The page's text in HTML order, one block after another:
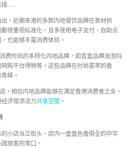
接……
，近期来港的多数内地餐饮品牌在食材供
很重视标准化，且多使用电子支付、自助点
也能够丰富消费体验。
费时尚的多样化内地品牌，如盲盒品牌泡泡玛
购平台得物等。这些品牌在时尚荟萃的香
睐。
，相信内地品牌能够在满足香港消费者之余，
济增添活力共享空間 。
小店当立街头，店内一盒盒色香俱全的中华
旅客的胃口。